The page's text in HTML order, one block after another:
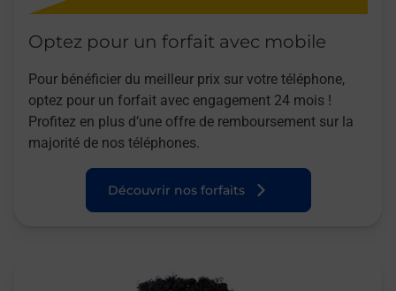
Optez pour un forfait avec mobile
Pour bénéficier du meilleur prix sur votre téléphone,
optez pour un forfait avec engagement 24 mois !
Profitez en plus d’une offre de remboursement sur la
majorité de nos téléphones.
Découvrir nos forfaits